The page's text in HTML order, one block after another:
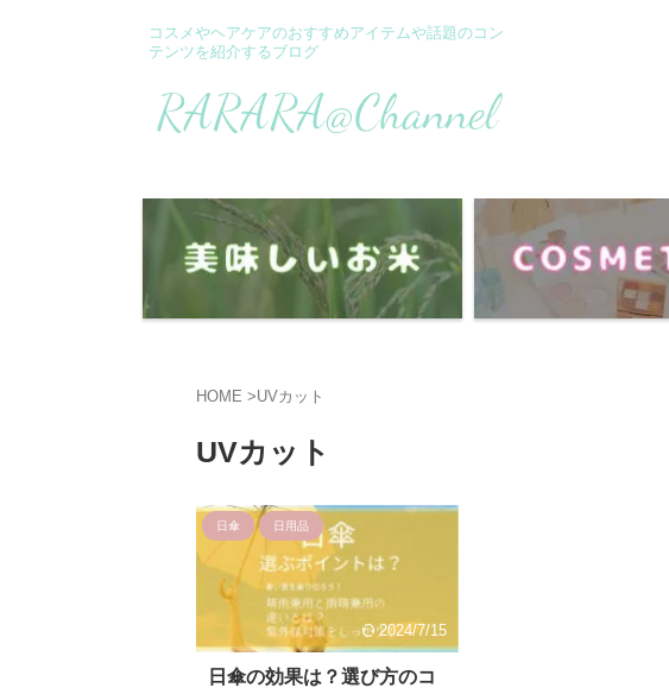
コスメやヘアケアのおすすめアイテムや話題のコン
テンツを紹介するブログ
HOME >UVカット
UVカット
日傘 日用品
2024/7/15
日傘の効果は？選び方のコ